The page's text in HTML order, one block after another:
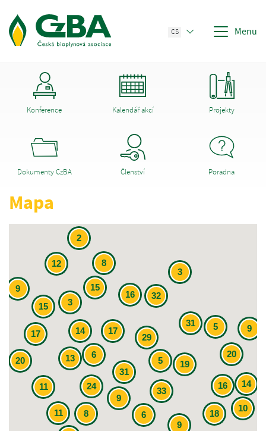
CS Menu
Konference Kalendář akcí Projekty
Dokumenty CzBA Členství Poradna
Mapa
31
31
33
17
11
9
18
20
24
32
10
13
29
14
15
17
16
19
8
11 14
15
8
16
20
9
6
9
12
6
9
3
5
3
2
5